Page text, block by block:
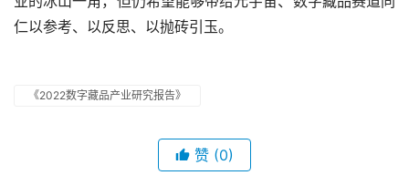
仁以参考、以反思、以抛砖引玉。
《2022数字藏品产业研究报告》
赞 (0)